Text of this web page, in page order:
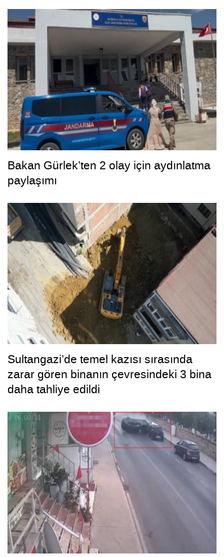
Bakan Gürlek’ten 2 olay için aydınlatma
paylaşımı
Sultangazi’de temel kazısı sırasında
zarar gören binanın çevresindeki 3 bina
daha tahliye edildi